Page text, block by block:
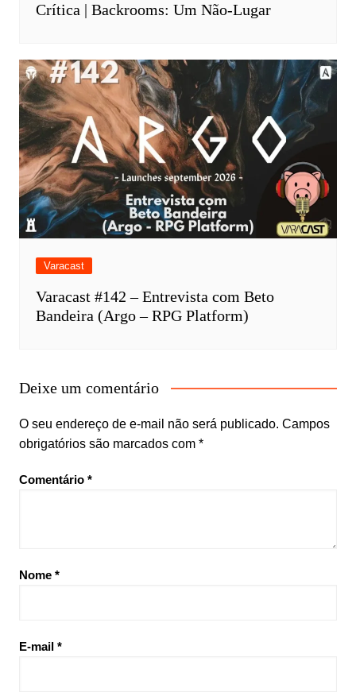
Crítica | Backrooms: Um Não-Lugar
Varacast
Varacast #142 – Entrevista com Beto
Bandeira (Argo – RPG Platform)
Deixe um comentário
O seu endereço de e-mail não será publicado. Campos
obrigatórios são marcados com *
Comentário *
Nome *
E-mail *